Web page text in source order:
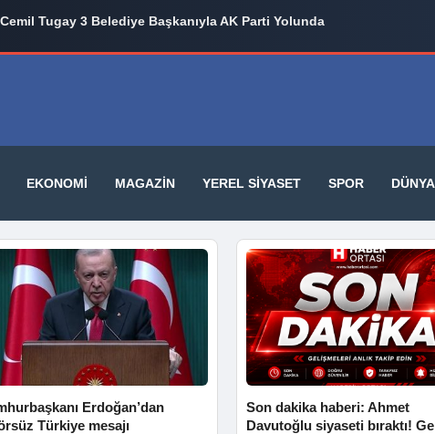
Tugay 3 Belediye Başkanıyla AK Parti Yolunda
Yeni Karar: Mahkemeden Kayyum Ataması
EKONOMI MAGAZIN YEREL SIYASET SPOR DÜNYA
Erdoğan’dan
Türkiye mesajı
Son dakika haberi: Ahmet
Davutoğlu siyaseti bıraktı!